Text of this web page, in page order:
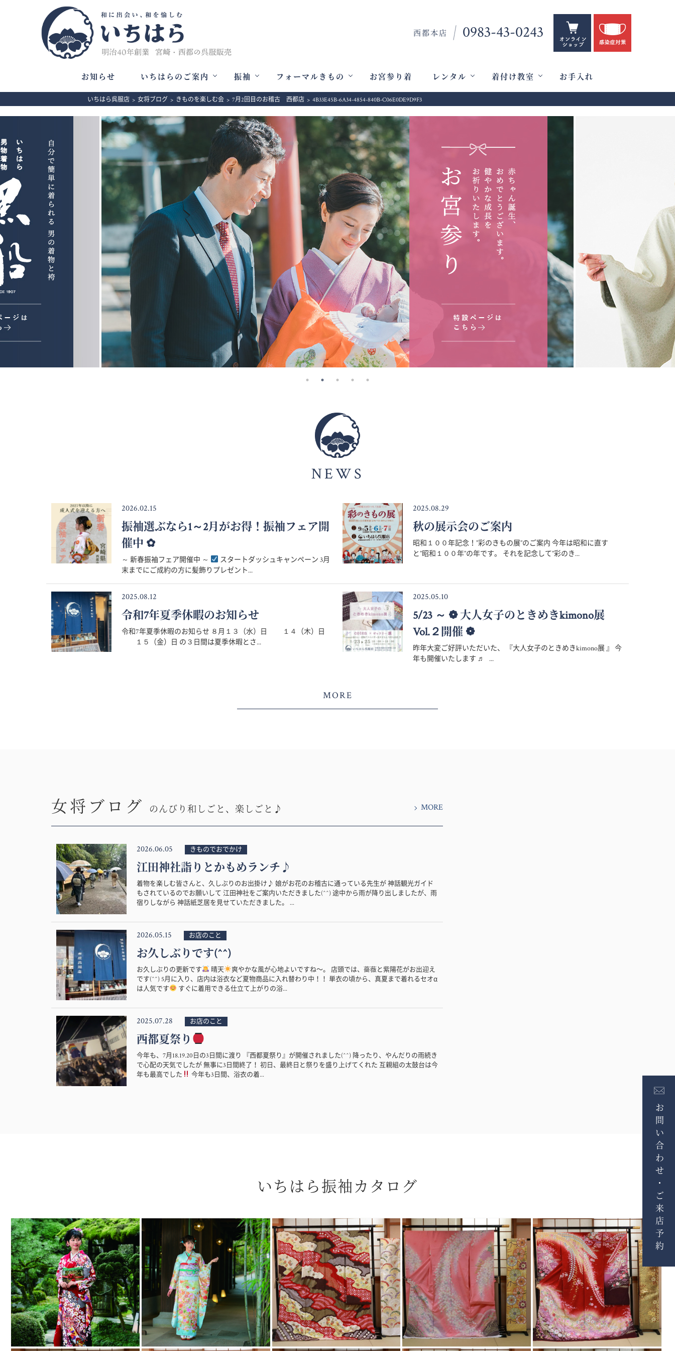
西都本店 0983-43-0243
お知らせ いちはらのご案内 振袖 フォーマルきもの お宮参り着 レンタル 着付け教室 お手入れ
いちはら呉服店 > 女将ブログ > きものを楽しむ会 > 7月2回目のお稽古 西都店 > 4B33E45B-6A34-4854-840B-C06E0DE9D9F3
NEWS
2026.02.15
振袖選ぶなら1～2月がお得！振袖フェア開
催中 ✿
～ 新春振袖フェア開催中 ～
スタートダッシュキャンペーン 3月
末までにご成約の方に髪飾りプレゼント...
2025.08.29
秋の展示会のご案内
昭和１００年記念！”彩のきもの展”のご案内 今年は昭和に直す
と”昭和１００年”の年です。 それを記念して”彩のき...
2025.08.12
令和7年夏季休暇のお知らせ
令和7年夏季休暇のお知らせ ８月１３（水）日 １４（木）日
１５（金）日 の３日間は夏季休暇とさ...
2025.05.10
5/23 ～ ❁ 大人女子のときめきkimono展
Vol.２開催 ❁
昨年大変ご好評いただいた、 『大人女子のときめきkimono展 』 今
年も開催いたします ♬ ...
MORE
女将ブログ のんびり和しごと、楽しごと♪ MORE
2026.06.05 きものでおでかけ
江田神社詣りとかもめランチ♪
着物を楽しむ皆さんと、久しぶりのお出掛け♪ 娘がお花のお稽古に通っている先生が 神話観光ガイド
もされているのでお願いして 江田神社をご案内いただきました(^^) 途中から雨が降り出しましたが、雨
宿りしながら 神話紙芝居を見せていただきました。 ...
2026.05.15 お店のこと
お久しぶりです(^^)
お久しぶりの更新です 晴天
爽やかな風が心地よいですね〜。 店頭では、薔薇と紫陽花がお出迎え
です(^^) 5月に入り、店内は浴衣など夏物商品に入れ替わり中！！ 単衣の頃から、真夏まで着れるセオα
は人気です
すぐに着用できる仕立て上がりの浴...
2025.07.28 お店のこと
西都夏祭り
今年も、7月18.19.20日の3日間に渡り 『西都夏祭り』が開催されました(^^) 降ったり、やんだりの雨続き
で心配の天気でしたが 無事に3日間終了！ 初日、最終日と祭りを盛り上げてくれた 互親組の太鼓台は今
年も最高でした
今年も3日間、浴衣の着...
いちはら振袖カタログ お問い合わせ・ご来店予約